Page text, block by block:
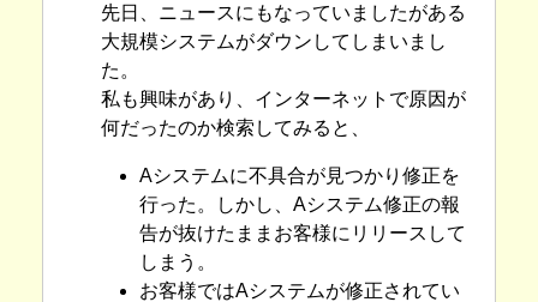
先日、ニュースにもなっていましたがある
大規模システムがダウンしてしまいまし
た。
私も興味があり、インターネットで原因が
何だったのか検索してみると、
Aシステムに不具合が見つかり修正を
行った。しかし、Aシステム修正の報
告が抜けたままお客様にリリースして
しまう。
お客様ではAシステムが修正されてい